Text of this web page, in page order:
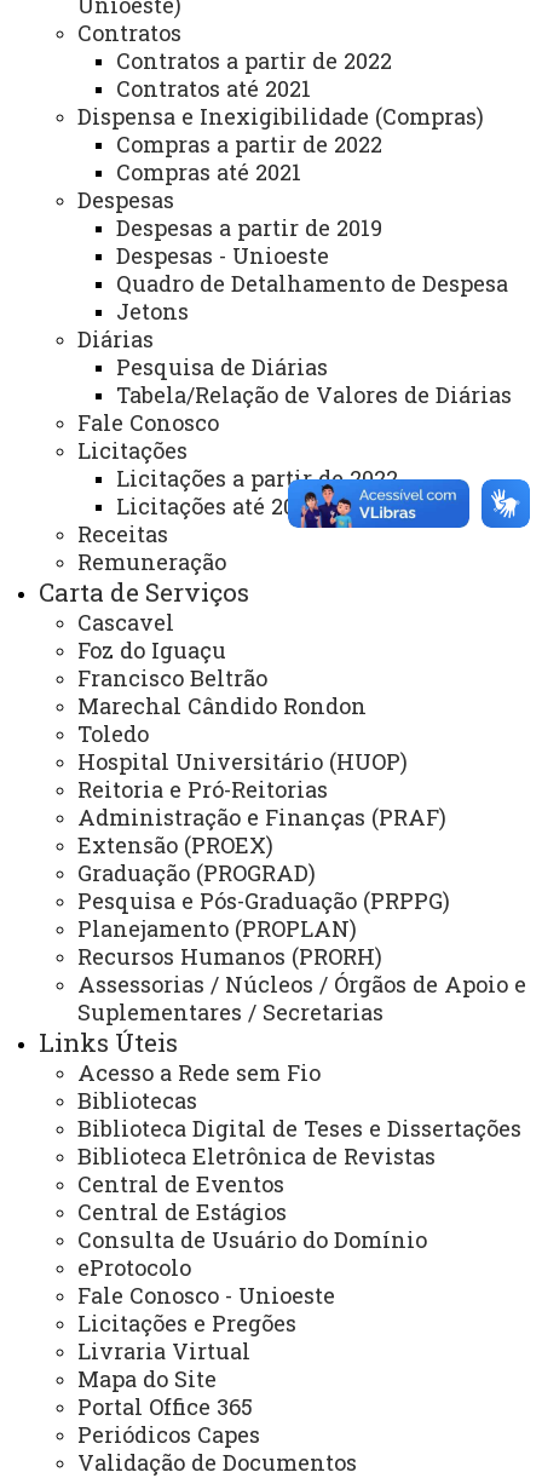
Contratos
Contratos a partir de 2022
Contratos até 2021
Dispensa e Inexigibilidade (Compras)
Compras a partir de 2022
Compras até 2021
Despesas
Despesas a partir de 2019
Despesas - Unioeste
Quadro de Detalhamento de Despesa
Jetons
Diárias
Pesquisa de Diárias
Tabela/Relação de Valores de Diárias
Fale Conosco
Licitações
Licitações a partir de 2022
Licitações até 2021
Receitas
Remuneração
Carta de Serviços
Cascavel
Foz do Iguaçu
Francisco Beltrão
Marechal Cândido Rondon
Toledo
Hospital Universitário (HUOP)
Reitoria e Pró-Reitorias
Administração e Finanças (PRAF)
Extensão (PROEX)
Graduação (PROGRAD)
Pesquisa e Pós-Graduação (PRPPG)
Planejamento (PROPLAN)
Recursos Humanos (PRORH)
Assessorias / Núcleos / Órgãos de Apoio e
Suplementares / Secretarias
Links Úteis
Acesso a Rede sem Fio
Bibliotecas
Biblioteca Digital de Teses e Dissertações
Biblioteca Eletrônica de Revistas
Central de Eventos
Central de Estágios
Consulta de Usuário do Domínio
eProtocolo
Fale Conosco - Unioeste
Licitações e Pregões
Livraria Virtual
Mapa do Site
Portal Office 365
Periódicos Capes
Validação de Documentos
Você está aqui:Unioeste
Campus Francisco Beltrão - Carta de Serviços
Lista de Itens do Campus Francisco Beltrão
CCH - Grupo de Apoio Psicológico aos Acadêmicos
(GAPAC)
Acesso Restrito (Editores do Portal)
Arquivo Virtual
Bibliotecas
Identidade Visual
Mapa do Site
Ouvidoria
Portal Office 365
Sistemas
Telefones
Webmail
REITORIA
Secretaria Geral
Gabinete Reitoria
Secretaria dos Conselhos Superiores
PRÓ-REITORIAS
Administração e Finanças
Extensão
Graduação
Pesquisa/Pós Graduação
Recursos Humanos
Planejamento
ASSESSORIAS
Assistência Estudantil
Auditoria Interna